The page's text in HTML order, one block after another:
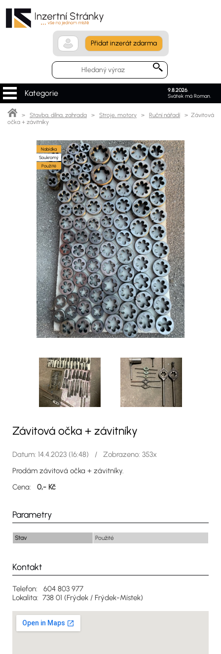
Přidat inzerát zdarma
9.8.2026.
Svátek má Roman.
Kategorie
> Stavba, dílna, zahrada > Stroje, motory > Ruční nářadí > Závitová
očka + závitníky
Nabídka
Soukromý
Použité
Závitová očka + závitníky
Datum: 14.4.2023 (16:48) / Zobrazeno: 353x
Prodám závitová očka + závitníky.
Cena: 0,- Kč
Parametry
Stav Použité
Kontakt
Telefon: 604 803 977
Lokalita: 738 01 (Frýdek / Frýdek-Místek)